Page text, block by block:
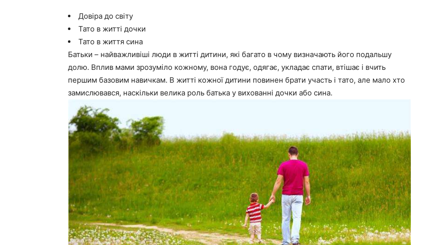
Довіра до світу
Тато в житті дочки
Тато в життя сина
Батьки – найважливіші люди в житті дитини, які багато в чому визначають його подальшу
долю. Вплив мами зрозуміло кожному, вона годує, одягає, укладає спати, втішає і вчить
першим базовим навичкам. В житті кожної дитини повинен брати участь і тато, але мало хто
замислювався, наскільки велика роль батька у вихованні дочки або сина.